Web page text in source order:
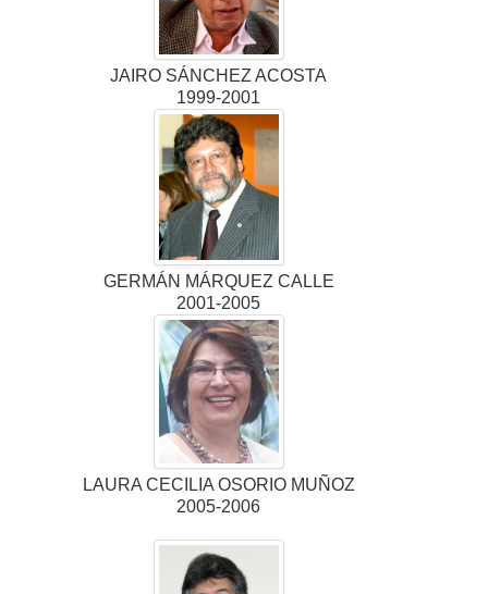
JAIRO SÁNCHEZ ACOSTA
1999-2001
GERMÁN MÁRQUEZ CALLE
2001-2005
LAURA CECILIA OSORIO MUÑOZ
2005-2006